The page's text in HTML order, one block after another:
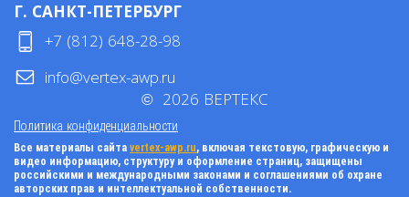
Г. САНКТ-ПЕТЕРБУРГ
+7 (812) 648-28-98
info@vertex-awp.ru
Политика конфиденциальности
© 2026 ВЕРТЕКС
Все материалы сайта vertex-awp.ru, включая текстовую, графическую и
видео информацию, структуру и оформление страниц, защищены
российскими и международными законами и соглашениями об охране
авторских прав и интеллектуальной собственности.